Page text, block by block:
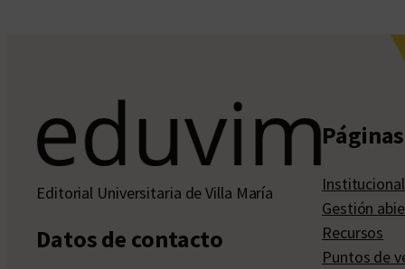
Editorial Universitaria de Villa María
Datos de contacto
Institucional
Gestión
Recursos
Puntos de